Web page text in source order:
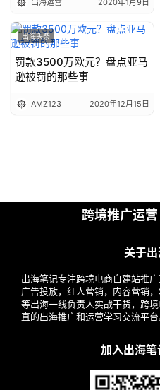
出海运营 2020年1月9日
出海头条
罚款3500万欧元？盘点亚马
逊被罚的那些事
AMZ123 2020年12月15日
跨境推广运
关于
出海笔记专注跨境电商自建站推
广告投放，红人营销，内容营销
等出海一线负责人实战干货，跨
直的出海推广和运营学习交流平台
加入出海